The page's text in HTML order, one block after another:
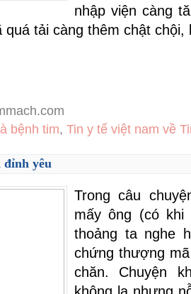
nhập viện càng
quá tải càng thêm chật chội,
bệnh tim, Tin y tế việt nam về
yêu
Trong câu
mấy ông (có
thoảng ta nghe
chứng thượng
chăn. Chuyện